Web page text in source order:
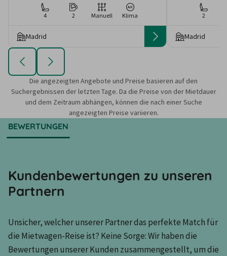
4 2 Manuell Klima
Madrid
2
Madrid
Die angezeigten Angebote und Preise basieren auf den
Suchergebnissen der letzten Tage. Da die Preise von der Mietdauer
und dem Zeitraum abhängen, können die nach einer Suche
angezeigten Preise variieren.
BEWERTUNGEN
Kundenbewertungen zu unseren
Partnern
Unsicher, welcher unserer Partner das perfekte Match für
die Mietwagen-Reise ist? Keine Sorge: Wir haben die
Bewertungen unserer Kunden zusammengestellt, um die